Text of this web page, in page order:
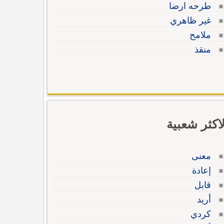
طرحه ارضا
غير ظاهري
ملامح
منقذ
شعبية
معنى
إعادة
قابل
أريد
كردي